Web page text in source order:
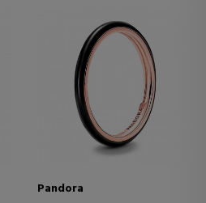
Pandora